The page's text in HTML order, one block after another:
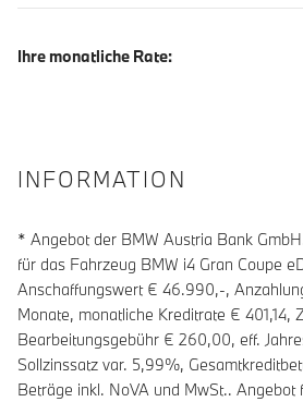
Ihre monatliche Rate:
INFORMATION
* Angebot der BMW Austria Bank
für das Fahrzeug BMW i4 Gran Coupe
Anschaffungswert € 46.990,-,
Monate, monatliche Kreditrate € 401,14,
Bearbeitungsgebühr € 260,00, eff.
Sollzinssatz var. 5,99%,
Beträge inkl. NoVA und MwSt.. Angebot